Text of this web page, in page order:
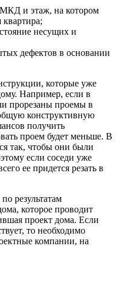
и этаж, на котором
квартира;
несущих и
дефектов в основании
которые уже
Например, если в
прорезаны проемы в
конструктивную
получить
проем будет меньше. В
так, чтобы они были
если соседи уже
ее придется резать в
результатам
которое проводит
проект дома. Если
то необходимо
компании, на